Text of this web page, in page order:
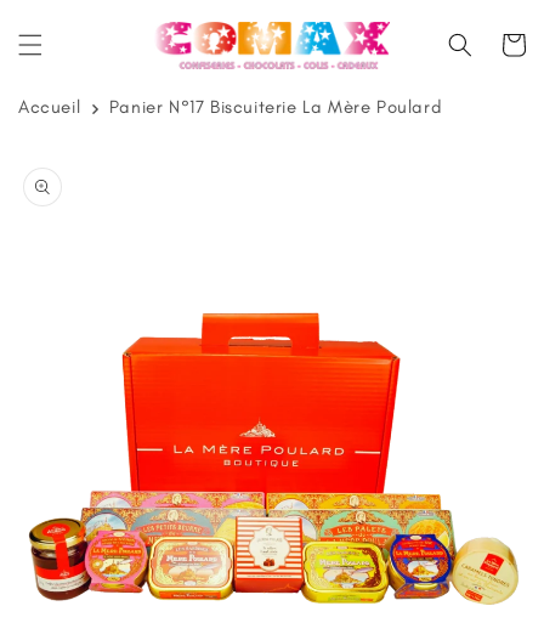
au
Panier
Accueil Panier N°17 Biscuiterie La Mère Poulard
informations
produits